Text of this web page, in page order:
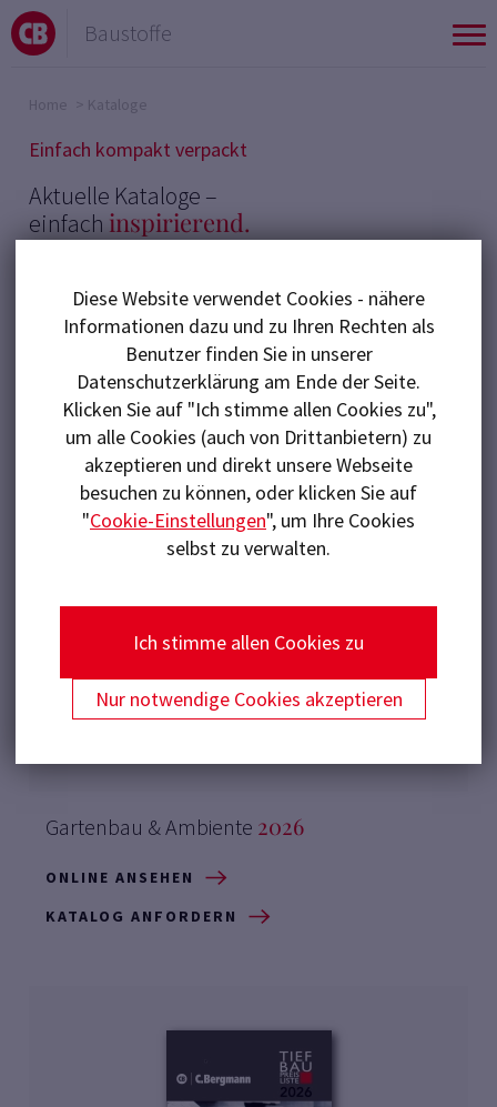
Baustoffe
Home > Kataloge
Einfach kompakt verpackt
Aktuelle Kataloge –
einfach inspirierend.
Finden Sie hier unsere aktuellen Kataloge und
Preislisten. Sie bieten einen einfachen Überblick über
unser vielfältiges Sortiment. Finden Sie für sich und
Ihre Kunden Inspiration sowie schnell und
unkompliziert die passenden Produkte.
Gartenbau & Ambiente 2026
ONLINE ANSEHEN
KATALOG ANFORDERN
Diese Website verwendet Cookies - nähere
Informationen dazu und zu Ihren Rechten als
Benutzer finden Sie in unserer
Datenschutzerklärung am Ende der Seite.
Klicken Sie auf "Ich stimme allen Cookies zu",
um alle Cookies (auch von Drittanbietern) zu
akzeptieren und direkt unsere Webseite
besuchen zu können, oder klicken Sie auf
"Cookie-Einstellungen", um Ihre Cookies
selbst zu verwalten.
Ich stimme allen Cookies zu
Nur notwendige Cookies akzeptieren